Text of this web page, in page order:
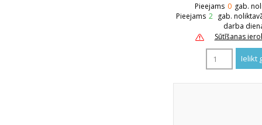
Pieejams 0 gab.
Pieejams 2 gab.
darba
Sūtīšanas